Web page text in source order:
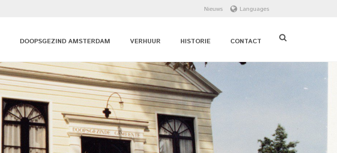
Nieuws Languages
DOOPSGEZIND AMSTERDAM VERHUUR HISTORIE CONTACT